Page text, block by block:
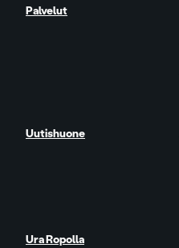
Palvelut
Uutishuone
Ura Ropolla